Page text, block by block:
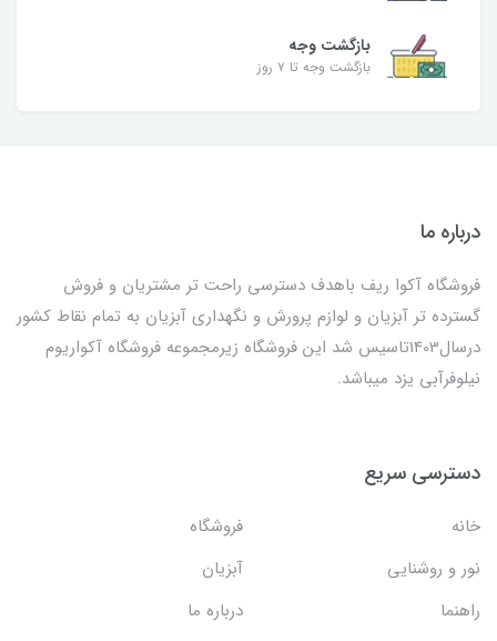
بازگشت وجه
بازگشت وجه تا ۷ روز
درباره ما
فروشگاه آکوا ریف باهدف دسترسی راحت تر مشتریان و فروش
گسترده تر آبزیان و لوازم پرورش و نگهداری آبزیان به تمام نقاط کشور
درسال1403تاسیس شد این فروشگاه زیرمجموعه فروشگاه آکواریوم
نیلوفرآبی یزد میباشد.
دسترسی سریع
خانه
فروشگاه
نور و روشنایی
آبزیان
راهنما
درباره ما